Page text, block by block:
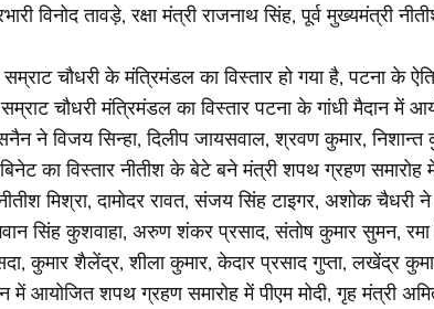
विनोद तावड़े, रक्षा मंत्री राजनाथ सिंह, पूर्व मुख्यमंत्री
चौधरी के मंत्रिमंडल का विस्तार हो गया है, पटना के
चौधरी मंत्रिमंडल का विस्तार पटना के गांधी मैदान
ने विजय सिन्हा, दिलीप जायसवाल, श्रवण कुमार,
का विस्तार नीतीश के बेटे बने मंत्री शपथ ग्रहण
मिश्रा, दामोदर रावत, संजय सिंह टाइगर, अशोक
सिंह कुशवाहा, अरुण शंकर प्रसाद, संतोष कुमार सुमन, रमा
कुमार शैलेंद्र, शीला कुमार, केदार प्रसाद गुप्ता, लखेंद्र
आयोजित शपथ ग्रहण समारोह में पीएम मोदी, गृह मंत्री अमित